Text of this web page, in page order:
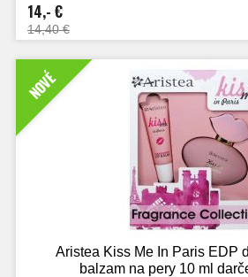
14,- €
14,40 €
NOVÉ
Aristea Kiss Me In Paris EDP
balzam na pery 10 ml